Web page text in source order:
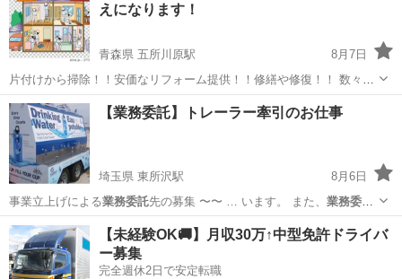
えになります！
青森県 五所川原駅
8月7日
片付けから掃除！！安価なリフォーム提供！！修繕や修復！！ 数々の
業務実績あります！！ 色々頼む事が多すぎて各専門に頼むと費用が嵩
む、そのようなお困 りの方には是非お勧めです！！ 大半の業務は解決
出来る...
青森 五所川原市 五所川原駅 リフォーム 業務委託
【業務委託】トレーラー牽引のお仕事
埼玉県 東所沢駅
8月6日
事業立上げによる業務委託先の募集 〜〜 … います。 また、 業務委託
の条件によりトレ…
埼玉 所沢市 東所沢駅 運転代行 キッチンカー
【未経験OK🚚】月収30万↑中型免許ドライバ
ー募集
完全週休2日で安定転職